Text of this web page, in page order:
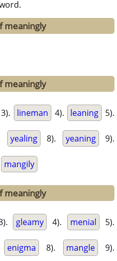
meaningly
meaningly
3). lineman 4). leaning 5).
yealing 8). yeaning 9).
mangily
meaningly
gleamy 4). menial 5).
enigma 8). mangle 9).